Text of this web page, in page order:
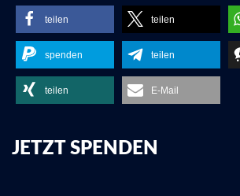
teilen teilen
spenden teilen
teilen E-Mail
JETZT SPENDEN